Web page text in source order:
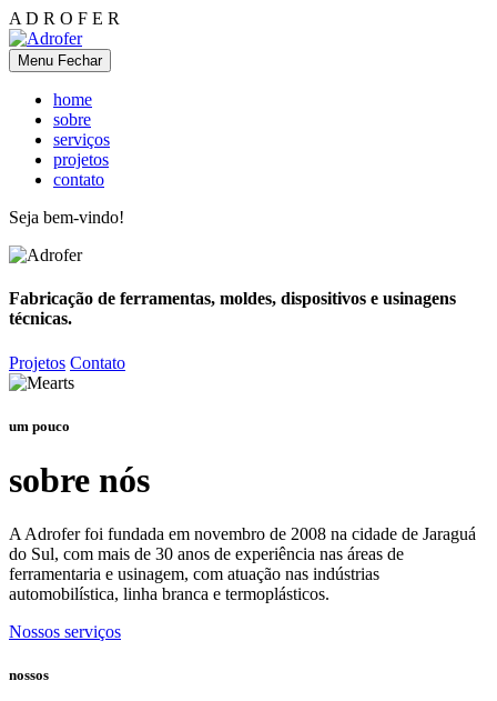
A D R O F E R
Menu Fechar
home
sobre
serviços
projetos
contato
Seja bem-vindo!
Fabricação de ferramentas, moldes, dispositivos e usinagens
técnicas.
Projetos Contato
um pouco
sobre nós
A Adrofer foi fundada em novembro de 2008 na cidade de Jaraguá
do Sul, com mais de 30 anos de experiência nas áreas de
ferramentaria e usinagem, com atuação nas indústrias
automobilística, linha branca e termoplásticos.
Nossos serviços
nossos